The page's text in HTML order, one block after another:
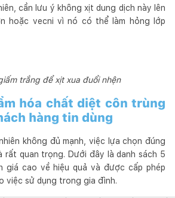
cần lưu ý không xịt dung dịch này lên
hoặc vecni vì nó có thể làm hỏng lớp
trắng để xịt xua đuổi nhện
hóa chất diệt côn trùng
hàng tin dùng
không đủ mạnh, việc lựa chọn đúng
rất quan trọng. Dưới đây là danh sách 5
giá cao về hiệu quả và được cấp phép
việc sử dụng trong gia đình.